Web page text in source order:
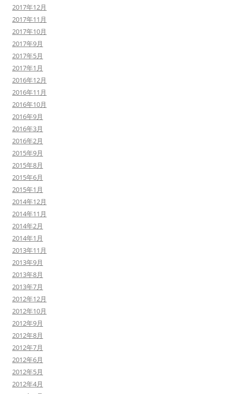
2017年12月
2017年11月
2017年10月
2017年9月
2017年5月
2017年1月
2016年12月
2016年11月
2016年10月
2016年9月
2016年3月
2016年2月
2015年9月
2015年8月
2015年6月
2015年1月
2014年12月
2014年11月
2014年2月
2014年1月
2013年11月
2013年9月
2013年8月
2013年7月
2012年12月
2012年10月
2012年9月
2012年8月
2012年7月
2012年6月
2012年5月
2012年4月